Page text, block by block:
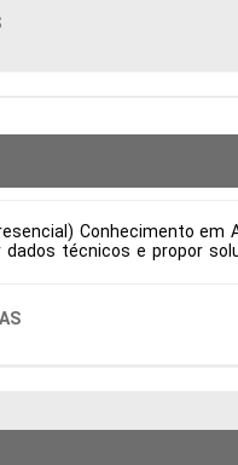
Conhecimento em
técnicos e propor
com as
de Atuação: Produção